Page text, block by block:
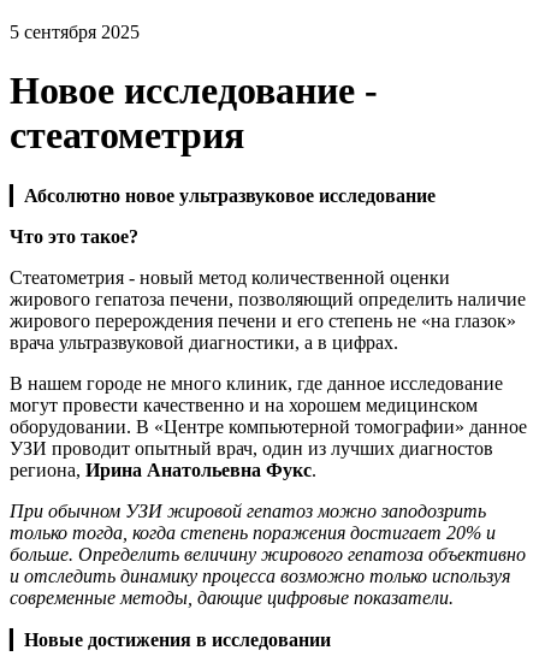
5 сентября 2025
Новое исследование -
стеатометрия
Абсолютно новое ультразвуковое исследование
Что это такое?
Стеатометрия - новый метод количественной оценки
жирового гепатоза печени, позволяющий определить наличие
жирового перерождения печени и его степень не «на глазок»
врача ультразвуковой диагностики, а в цифрах.
В нашем городе не много клиник, где данное исследование
могут провести качественно и на хорошем медицинском
оборудовании. В «Центре компьютерной томографии» данное
УЗИ проводит опытный врач, один из лучших диагностов
региона, Ирина Анатольевна Фукс.
При обычном УЗИ жировой гепатоз можно заподозрить
только тогда, когда степень поражения достигает 20% и
больше. Определить величину жирового гепатоза объективно
и отследить динамику процесса возможно только используя
современные методы, дающие цифровые показатели.
Новые достижения в исследовании